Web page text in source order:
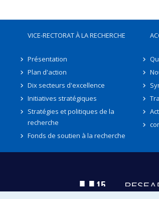
VICE-RECTORAT À LA RECHERCHE
Présentation
Plan d'action
Dix secteurs d'excellence
Initiatives stratégiques
Stratégies et politiques de la
recherche
Fonds de soutien à la recherche